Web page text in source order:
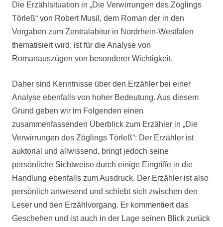
Die Erzählsituation in „Die Verwirrungen des Zöglings
Törleß“ von Robert Musil, dem Roman der in den
Vorgaben zum Zentralabitur in Nordrhein-Westfalen
thematisiert wird, ist für die Analyse von
Romanauszügen von besonderer Wichtigkeit.
Daher sind Kenntnisse über den Erzähler bei einer
Analyse ebenfalls von hoher Bedeutung. Aus diesem
Grund geben wir im Folgenden einen
zusammenfassenden Überblick zum Erzähler in „Die
Verwirrungen des Zöglings Törleß“: Der Erzähler ist
auktorial und allwissend, bringt jedoch seine
persönliche Sichtweise durch einige Eingriffe in die
Handlung ebenfalls zum Ausdruck. Der Erzähler ist also
persönlich anwesend und schiebt sich zwischen den
Leser und den Erzählvorgang. Er kommentiert das
Geschehen und ist auch in der Lage seinen Blick zurück